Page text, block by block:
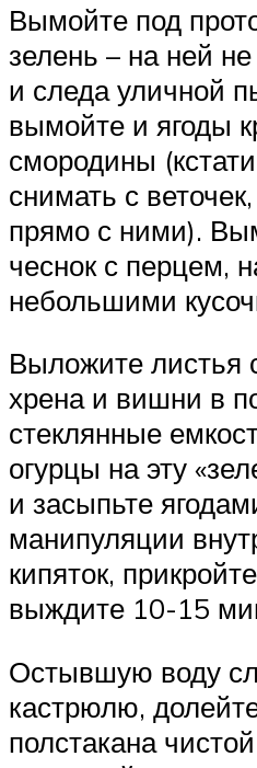
Вымойте под
зелень – на ней
и следа уличной
вымойте и ягоды
смородины
снимать с
прямо с ними).
чеснок с перцем,
небольшими
Выложите листья
хрена и вишни в
стеклянные
огурцы на эту
и засыпьте
манипуляции
кипяток,
выждите 10-15
Остывшую воду
кастрюлю,
полстакана